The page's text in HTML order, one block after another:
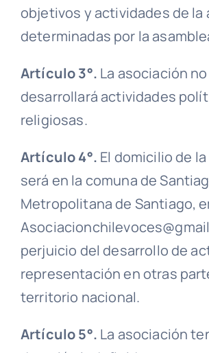
objetivos y actividades de la
determinadas por la
Artículo 3°. La asociación no
desarrollará actividades
religiosas.
Artículo 4°. El domiciliode
será en la comuna de
Metropolitana de Santiago,
perjuicio del desarrollo de
representación en otras
territorio nacional.
Artículo 5°. La asociación